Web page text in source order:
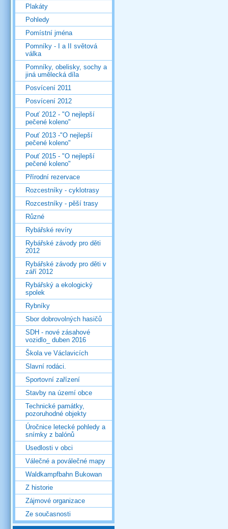
Plakáty
Pohledy
Pomístní jména
Pomníky - I a II světová
válka
Pomníky, obelisky, sochy a
jiná umělecká díla
Posvícení 2011
Posvícení 2012
Pouť 2012 - "O nejlepší
pečené koleno"
Pouť 2013 -"O nejlepší
pečené koleno"
Pouť 2015 - "O nejlepší
pečené koleno"
Přírodní rezervace
Rozcestníky - cyklotrasy
Rozcestníky - pěší trasy
Různé
Rybářské revíry
Rybářské závody pro děti
2012
Rybářské závody pro děti v
září 2012
Rybářský a ekologický
spolek
Rybníky
Sbor dobrovolných hasičů
SDH - nové zásahové
vozidlo_ duben 2016
Škola ve Václavicích
Slavní rodáci.
Sportovní zařízení
Stavby na území obce
Technické památky,
pozoruhodné objekty
Úročnice letecké pohledy a
snímky z balónů
Usedlosti v obci
Válečné a poválečné mapy
Waldkampfbahn Bukowan
Z historie
Zájmové organizace
Ze současnosti